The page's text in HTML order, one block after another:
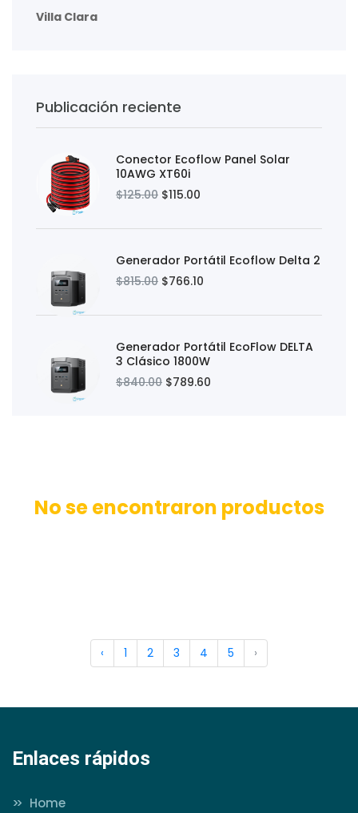
Villa Clara
Publicación reciente
Conector Ecoflow Panel Solar
10AWG XT60i
$125.00 $115.00
Generador Portátil Ecoflow Delta 2
$815.00 $766.10
Generador Portátil EcoFlow DELTA
3 Clásico 1800W
$840.00 $789.60
No se encontraron productos
‹ 1 2 3 4 5 ›
Enlaces rápidos
>>
Home